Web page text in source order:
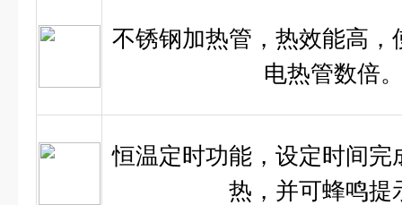
不锈钢加热管，热效能高，
电热管数倍
恒温定时功能，设定时间完
热，并可蜂鸣提